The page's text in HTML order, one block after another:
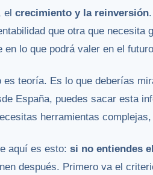
el crecimiento y la reinversión
que otra que
en lo que podrá valer en el
es teoría. Es lo que deberías
España, puedes sacar esta
herramientas
aquí es esto: si no entiendes
después. Primero va el